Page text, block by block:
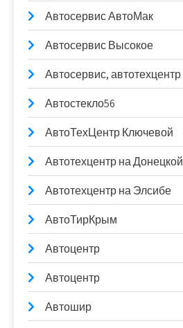
Автосервис АвтоМак
Автосервис Высокое
Автосервис, автотехцентр
Автостекло56
АвтоТехЦентр Ключевой
Автотехцентр на Донецкой
Автотехцентр на Элсибе
АвтоТирКрым
Автоцентр
Автоцентр
Автошир